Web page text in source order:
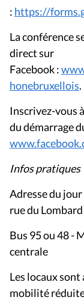
: https://
La conférence
direct sur
Facebook :
honebruxellois.
Inscrivez-vous
du démarrage
Infos pratiques
Adresse du
rue du
Bus 95 ou 48 -
centrale
Les locaux sont
mobilité